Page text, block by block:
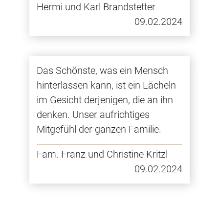
Hermi und Karl Brandstetter
09.02.2024
Das Schönste, was ein Mensch
hinterlassen kann, ist ein Lächeln
im Gesicht derjenigen, die an ihn
denken. Unser aufrichtiges
Mitgefühl der ganzen Familie.
Fam. Franz und Christine Kritzl
09.02.2024